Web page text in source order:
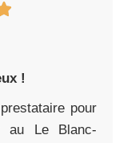
!
pour
au Le Blanc-